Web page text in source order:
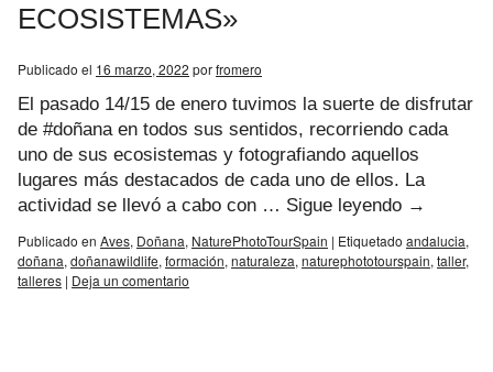
ECOSISTEMAS»
Publicado el 16 marzo, 2022 porfromero
El pasado 14/15 de enero tuvimos la suerte de disfrutar
de #doñana en todos sus sentidos, recorriendo cada
uno de sus ecosistemas y fotografiando aquellos
lugares más destacados de cada uno de ellos. La
actividad se llevó a cabo con … Sigue leyendo →
Publicado en Aves, Doñana, NaturePhotoTourSpain | Etiquetado andalucia,
doñana, doñanawildlife, formación, naturaleza, naturephototourspain, taller,
talleres | Deja un comentario